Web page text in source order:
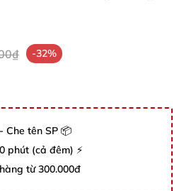
-32%
Che tên SP 📦
phút (cả đêm) ⚡
từ 300.000đ